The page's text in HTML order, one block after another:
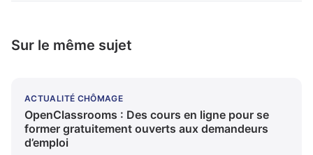
Sur le même sujet
ACTUALITÉ CHÔMAGE
OpenClassrooms : Des cours en ligne pour se
former gratuitement ouverts aux demandeurs
d’emploi